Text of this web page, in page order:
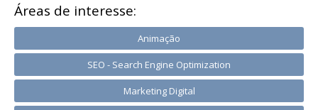
Áreas de interesse:
Animação
SEO - Search Engine Optimization
Marketing Digital